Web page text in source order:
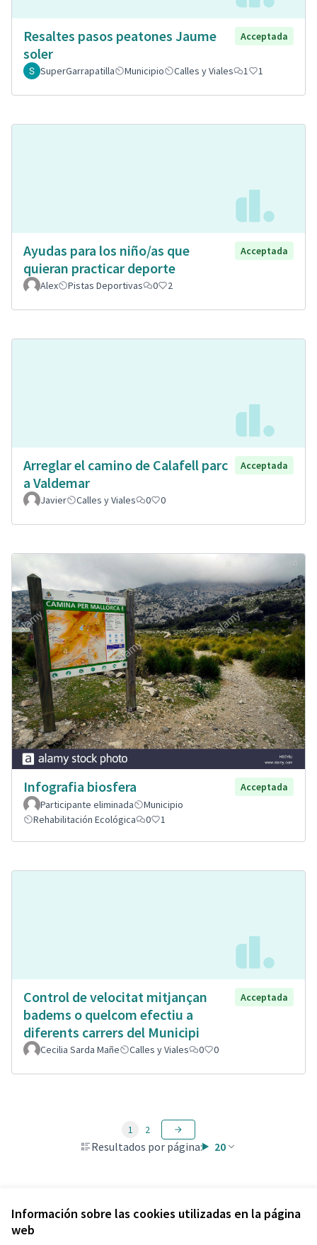
Información sobre las cookies utilizadas en la página
web
Resaltes pasos peatones Jaume
soler
Acceptada
SuperGarrapatilla Municipio Calles y Viales 1 1
Ayudas para los niño/as que
quieran practicar deporte
Acceptada
Alex Pistas Deportivas 0 2
Arreglar el camino de Calafell parc
a Valdemar
Acceptada
Javier Calles y Viales 0 0
Infografia biosfera
Acceptada
Participante eliminada
Municipio
Rehabilitación Ecológica
0 1
Control de velocitat mitjançan
badems o quelcom efectiu a
diferents carrers del Municipi
Acceptada
Cecilia Sarda Mañe Calles y Viales 0 0
Resultados por página: 20
1 2
Ver todas las propuestas retiradas